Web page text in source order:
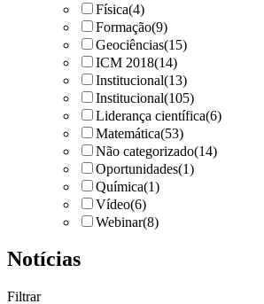
Física(4)
Formação(9)
Geociências(15)
ICM 2018(14)
Institucional(13)
Institucional(105)
Liderança científica(6)
Matemática(53)
Não categorizado(14)
Oportunidades(1)
Química(1)
Vídeo(6)
Webinar(8)
Notícias
Filtrar